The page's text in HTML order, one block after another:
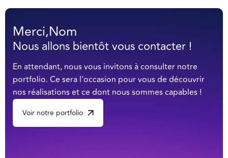
Merci,Nom
Nous allons bientôt vous contacter !
En attendant, nous vous invitons à consulter notre
portfolio. Ce sera l'occasion pour vous de découvrir
nos réalisations et ce dont nous sommes capables !
Voir notre portfolio